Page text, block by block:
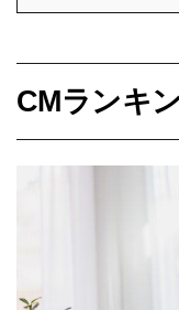
CMランキ